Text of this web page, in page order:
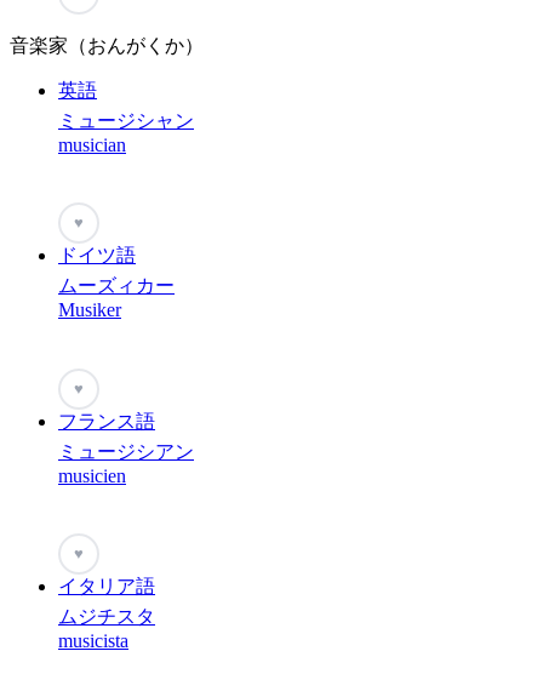
音楽家（おんがくか）
英語
ミュージシャン
musician
♥
ドイツ語
ムーズィカー
Musiker
♥
フランス語
ミュージシアン
musicien
♥
イタリア語
ムジチスタ
musicista